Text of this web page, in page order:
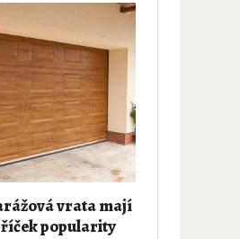
vrata mají
popularity